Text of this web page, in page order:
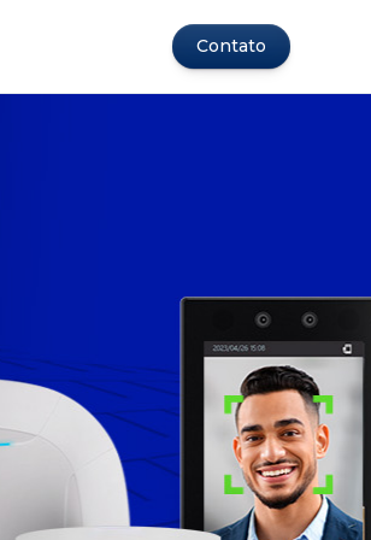
Contato